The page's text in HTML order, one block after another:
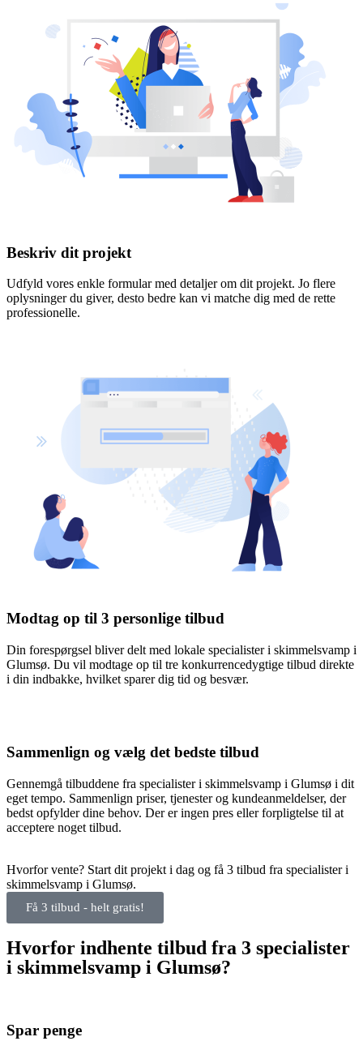
Beskriv dit projekt
Udfyld vores enkle formular med detaljer om dit projekt. Jo flere
oplysninger du giver, desto bedre kan vi matche dig med de rette
professionelle.
Modtag op til 3 personlige tilbud
Din forespørgsel bliver delt med lokale specialister i skimmelsvamp i
Glumsø. Du vil modtage op til tre konkurrencedygtige tilbud direkte
i din indbakke, hvilket sparer dig tid og besvær.
Sammenlign og vælg det bedste tilbud
Gennemgå tilbuddene fra specialister i skimmelsvamp i Glumsø i dit
eget tempo. Sammenlign priser, tjenester og kundeanmeldelser, der
bedst opfylder dine behov. Der er ingen pres eller forpligtelse til at
acceptere noget tilbud.
Hvorfor vente? Start dit projekt i dag og få 3 tilbud fra specialister i
skimmelsvamp i Glumsø.
Få 3 tilbud - helt gratis!
Hvorfor indhente tilbud fra 3 specialister
i skimmelsvamp i Glumsø?
Spar penge